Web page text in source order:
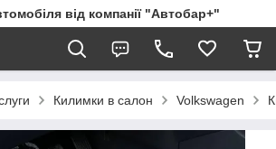
від компанії "Автобар+"
Килимки в салон Volkswagen